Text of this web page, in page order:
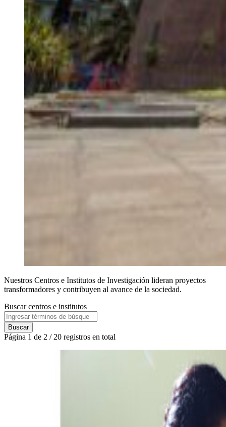
Nuestros Centros e Institutos de Investigación lideran proyectos
transformadores y contribuyen al avance de la sociedad.
Buscar centros e institutos
Buscar
Página 1 de 2 / 20 registros en total